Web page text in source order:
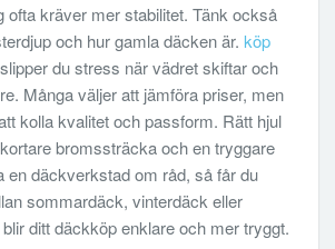
ofta kräver mer stabilitet. Tänk också
och hur gamla däcken är. köp
du stress när vädret skiftar och
Många väljer att jämföra priser, men
kolla kvalitet och passform. Rätt hjul
bromssträcka och en tryggare
en däckverkstad om råd, så får du
sommardäck, vinterdäck eller
ditt däckköp enklare och mer tryggt.